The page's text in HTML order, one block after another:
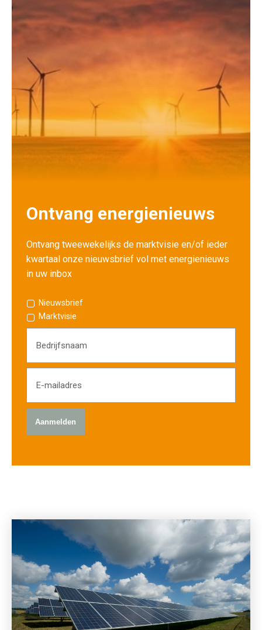
Ontvang energienieuws
Ontvang tweewekelijks de marktvisie en/of ieder
kwartaal onze nieuwsbrief vol met energienieuws
in uw inbox
Nieuwsbrief
Marktvisie